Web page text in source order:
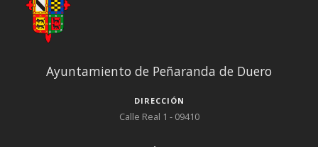
Ayuntamiento de Peñaranda de Duero
DIRECCIÓN
Calle Real 1 - 09410